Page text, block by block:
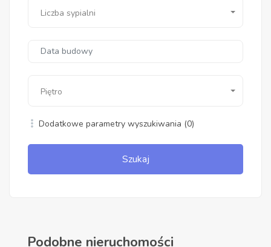
Liczba sypialni
Piętro
Dodatkowe parametry wyszukiwania (0)
Szukaj
Podobne nieruchomości